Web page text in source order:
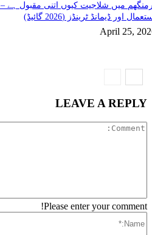
میں شلاجیت کیوں اتنی مقبول ہے –
اور ڈیمانڈ ٹرینڈز (2026 گائیڈ)
April 25,
LEAVE A REPLY
Please enter your comment!